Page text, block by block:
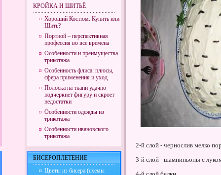
2-й слой - чернослив мелко
3-й слой - шампиньоны с
КРОЙКА И ШИТЬЁ
Хороший Костюм: Купить или
Шить?
Портной – перспективная
профессия во все времена
Особенности и преимущества
трикотажа
Особенность флиса: плюсы,
сфера применения и уход
Полоска на ткани удачно
подчеркнет фигуру и скроет
недостатки
Особенности одежды из
трикотажа
Особенности ивановского
трикотажа
БИСЕРОПЛЕТЕНИЕ
Цветы из бисера (схемы